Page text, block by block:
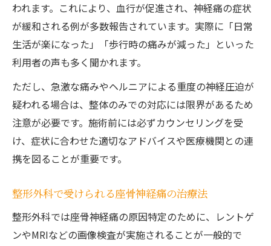
われます。これにより、血行が促進され、神経痛の症状
が緩和される例が多数報告されています。実際に「日常
生活が楽になった」「歩行時の痛みが減った」といった
利用者の声も多く聞かれます。
ただし、急激な痛みやヘルニアによる重度の神経圧迫が
疑われる場合は、整体のみでの対応には限界があるため
注意が必要です。施術前には必ずカウンセリングを受
け、症状に合わせた適切なアドバイスや医療機関との連
携を図ることが重要です。
整形外科で受けられる座骨神経痛の治療法
整形外科では座骨神経痛の原因特定のために、レントゲ
ンやMRIなどの画像検査が実施されることが一般的で